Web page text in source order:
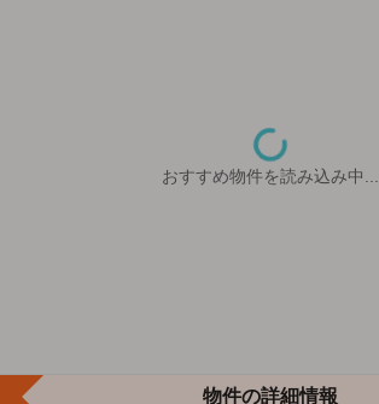
おすすめ物件を読み込み中...
物件の詳細情報